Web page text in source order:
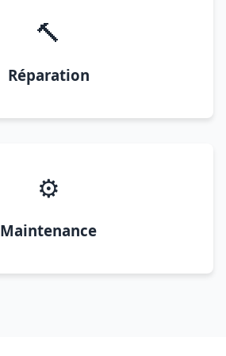
🔨
Réparation
⚙️
Maintenance